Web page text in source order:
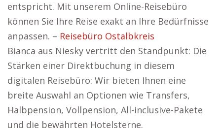
entspricht. Mit unserem Online-Reisebüro
können Sie Ihre Reise exakt an Ihre Bedürfnisse
anpassen. – Reisebüro Ostalbkreis
Bianca aus Niesky vertritt den Standpunkt: Die
Stärken einer Direktbuchung in diesem
digitalen Reisebüro: Wir bieten Ihnen eine
breite Auswahl an Optionen wie Transfers,
Halbpension, Vollpension, All-inclusive-Pakete
und die bewährten Hotelsterne.